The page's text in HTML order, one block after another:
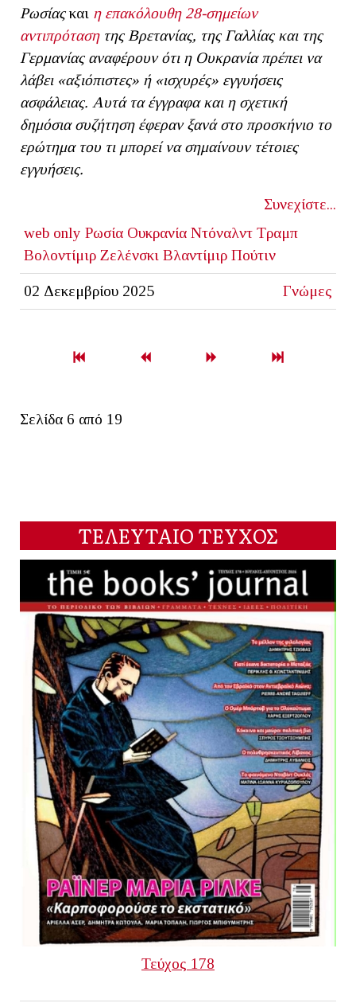
Ρωσίαςκαι η επακόλουθη 28-σημείων
αντιπρότασητης Βρετανίας, της Γαλλίας και της
Γερμανίας αναφέρουν ότι η Ουκρανία πρέπει να
λάβει «αξιόπιστες» ή «ισχυρές» εγγυήσεις
ασφάλειας. Αυτά τα έγγραφα και η σχετική
δημόσια συζήτηση έφεραν ξανά στο προσκήνιο το
ερώτημα του τι μπορεί να σημαίνουν τέτοιες
εγγυήσεις.
Συνεχίστε...
web only Ρωσία Ουκρανία Ντόναλντ Τραμπ
Βολοντίμιρ Ζελένσκι Βλαντίμιρ Πούτιν
02 Δεκεμβρίου 2025 Γνώμες
Σελίδα 6 από 19
ΤΕΛΕΥΤΑΙΟ ΤΕΥΧΟΣ
Τεύχος 178